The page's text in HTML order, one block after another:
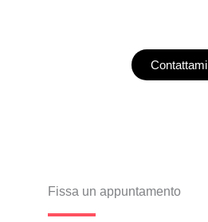
Contattami
Fissa un appuntamento